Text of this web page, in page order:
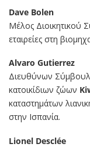
Dave Bolen
Μέλος Διοικητικού
εταιρείες στη
Alvaro Gutierrez
Διευθύνων
κατοικίδιων ζώων
καταστημάτων
στην Ισπανία.
Lionel Desclée